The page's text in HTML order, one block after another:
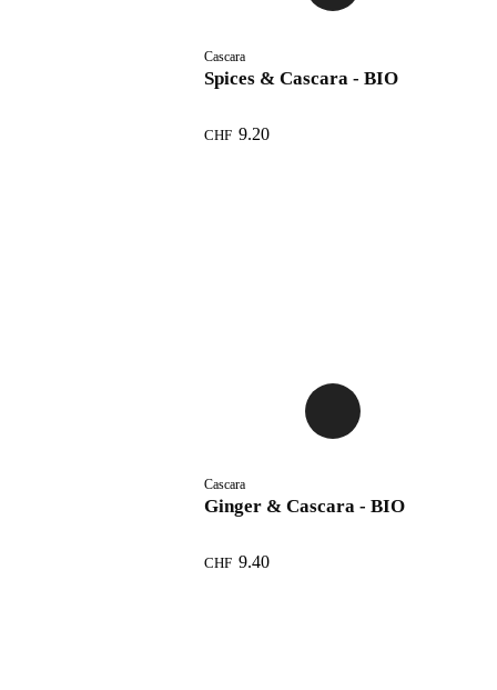
Cascara
Spices & Cascara - BIO
CHF 9.20
Cascara
Ginger & Cascara - BIO
CHF 9.40